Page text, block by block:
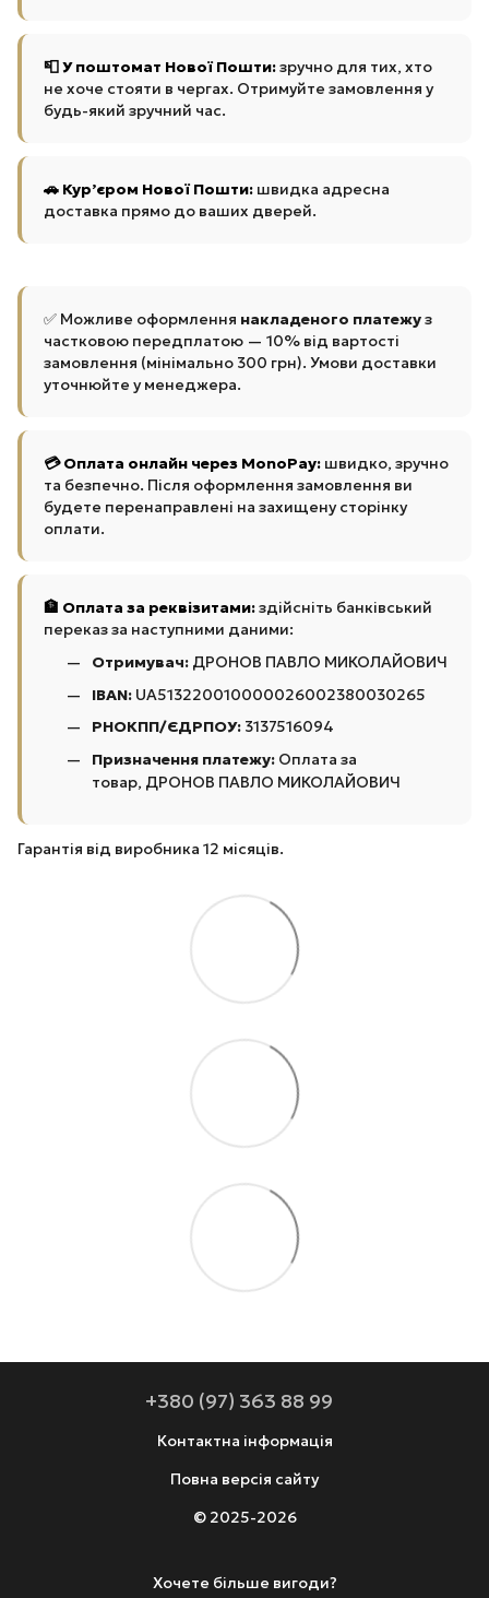
📮 У поштомат Нової Пошти:зручно для тих, хто
не хоче стояти в чергах. Отримуйте замовлення у
будь-який зручний час.
🚗 Кур’єром Нової Пошти: швидка адресна
доставка прямо до ваших дверей.
✅ Можливе оформлення накладеного платежуз
частковою передплатою — 10% від вартості
замовлення (мінімально 300 грн). Умови доставки
уточнюйте у менеджера.
💳 Оплата онлайн через MonoPay: швидко, зручно
та безпечно. Після оформлення замовлення ви
будете перенаправлені на захищену сторінку
оплати.
🏦 Оплата за реквізитами:здійсніть банківський
переказ за наступними даними:
Отримувач: ДРОНОВ ПАВЛО МИКОЛАЙОВИЧ
IBAN: UA513220010000026002380030265
РНОКПП/ЄДРПОУ: 3137516094
Призначення платежу: Оплата за
товар, ДРОНОВ ПАВЛО МИКОЛАЙОВИЧ
Гарантія від виробника 12 місяців.
+380 (97) 363 88 99
Контактна інформація
Повна версія сайту
© 2025-2026
Хочете більше вигоди?